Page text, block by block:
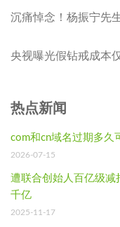
沉痛悼念！杨振宁先
央视曝光假钻戒成本
热点新闻
com和cn域名过期多久
2026-07-15
遭联合创始人百亿级减
千亿
2025-11-17